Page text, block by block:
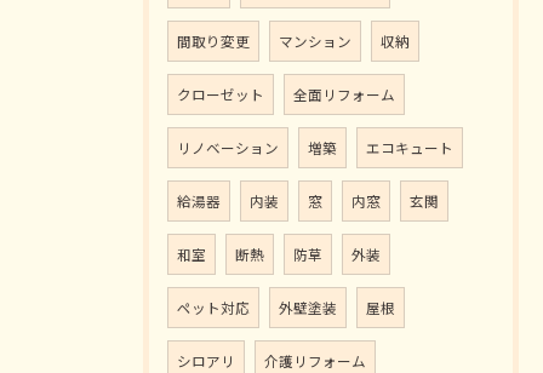
間取り変更 マンション 収納
クローゼット 全面リフォーム
リノベーション 増築 エコキュート
給湯器 内装 窓 内窓 玄関
和室 断熱 防草 外装
ペット対応 外壁塗装 屋根
シロアリ 介護リフォーム